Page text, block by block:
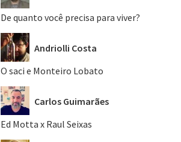
De quanto você precisa para viver?
Andriolli Costa
O saci e Monteiro Lobato
Carlos Guimarães
Ed Motta x Raul Seixas